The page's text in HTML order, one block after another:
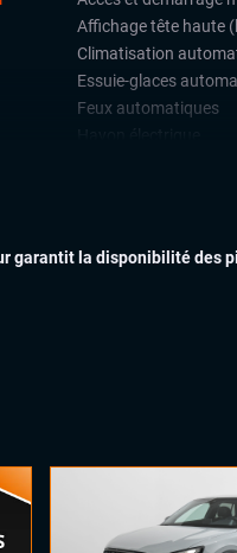
Affichage tête haute
Climatisation
Essuie-glaces
Feux automatiques
Sièges chauffants
Soft close
Aide au demarrage
Avertisseur d'angles
garantit la disponibilité des